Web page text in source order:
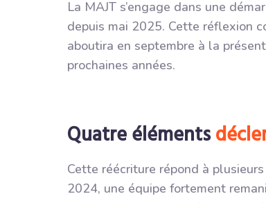
La MAJT s’engage dans une
depuis mai 2025. Cette réflexion
aboutira en septembre à la
prochaines années.
Quatre éléments
Cette réécriture répond à
2024, une équipe fortement